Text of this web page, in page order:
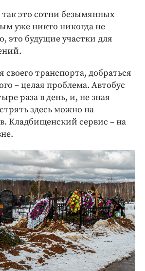
это сотни безымянных
уже никто никогда не
это будущие участки для
своего транспорта, добраться
– целая проблема. Автобус
раза в день, и, не зная
здесь можно на
Кладбищенский сервис – на